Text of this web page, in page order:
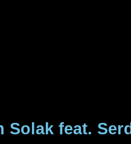
Solak feat.